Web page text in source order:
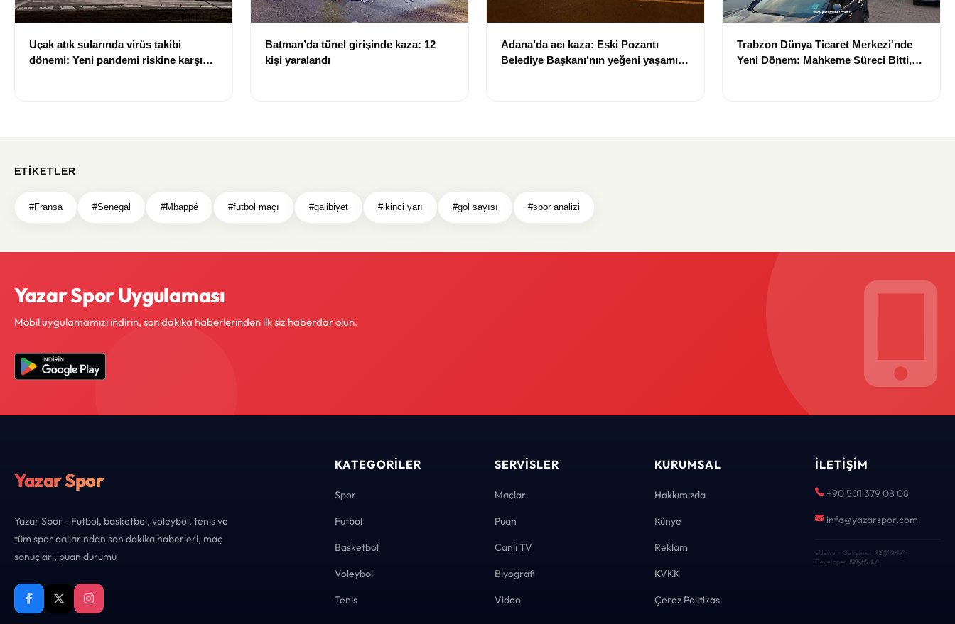
Uçak atık sularında virüs takibi
dönemi: Yeni pandemi riskine karşı
Batman’da tünel girişinde kaza: 12
kişi yaralandı
Adana’da acı kaza: Eski Pozantı
Belediye Başkanı’nın yeğeni yaşamını
Trabzon Dünya Ticaret Merkezi'nde
Yeni Dönem: Mahkeme Süreci Bitti,
ETIKETLER
#Fransa #Senegal #Mbappé #futbol maçı #galibiyet #ikinci yarı #gol sayısı #spor analizi
Yazar Spor Uygulaması
Mobil uygulamamızı indirin, son dakika haberlerinden ilk siz haberdar olun.
Yazar Spor
Yazar Spor - Futbol, basketbol, voleybol, tenis ve
tüm spor dallarından son dakika haberleri, maç
sonuçları, puan durumu
KATEGORILER
Spor
Futbol
Basketbol
Voleybol
Tenis
SERVISLER
Maçlar
Puan
Canlı TV
Biyografi
Video
KURUMSAL
Hakkımızda
Künye
Reklam
KVKK
Çerez Politikası
İLETIŞIM
+90 501 379 08 08
info@yazarspor.com
eNews · Geliştirici KEYDAL·
Developer KEYDAL